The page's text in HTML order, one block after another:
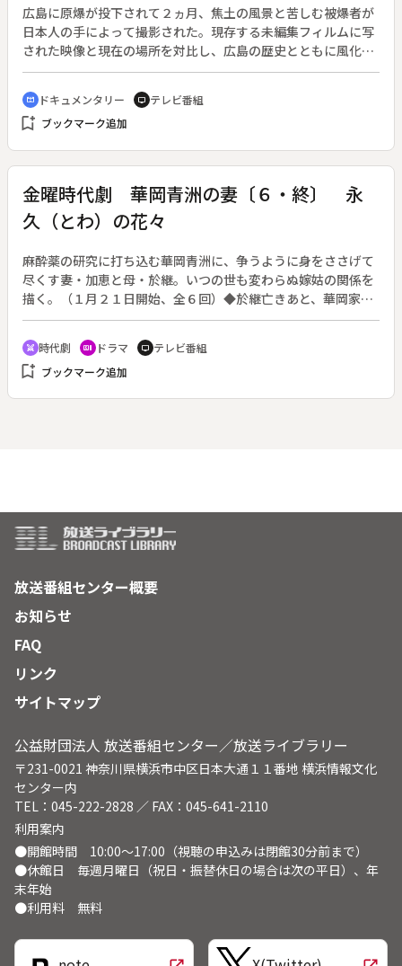
広島に原爆が投下されて２ヵ月、焦土の風景と苦しむ被爆者が
日本人の手によって撮影された。現存する未編集フィルムに写
された映像と現在の場所を対比し、広島の歴史とともに風化し
つつある被爆の実相を伝える。
cinematic_blur ドキュメンタリー tv テレビ番組
bookmark_add ブックマーク追加
金曜時代劇 華岡青洲の妻〔６・終〕 永
久（とわ）の花々
麻酔薬の研究に打ち込む華岡青洲に、争うように身をささげて
尽くす妻・加恵と母・於継。いつの世も変わらぬ嫁姑の関係を
描く。（１月２１日開始、全６回）◆於継亡きあと、華岡家を
支え続けた加恵。血瘤を患った小陸は、死の間際に「義姉さん
と母さんの争いを見続けてきた」と言う。争ったつもりなどな
い加恵は「そう思えるのは義姉さんが勝ったからやわ」と言わ
れ、於継の死後はじめて号泣するのだった。
swords 時代劇 recent_actors ドラマ tv テレビ番組
bookmark_add ブックマーク追加
放送番組センター概要
お知らせ
FAQ
リンク
サイトマップ
公益財団法人 放送番組センター／放送ライブラリー
〒231-0021 神奈川県横浜市中区日本大通１１番地 横浜情報文化
センター内
TEL：045-222-2828 ／ FAX：045-641-2110
利用案内
●開館時間 10:00～17:00（視聴の申込みは閉館30分前まで）
●休館日 毎週月曜日（祝日・振替休日の場合は次の平日）、年
末年始
●利用料 無料